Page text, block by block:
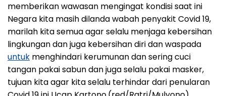
memberikan wawasan mengingat kondisi saat ini
Negara kita masih dilanda wabah penyakit Covid 19,
marilah kita semua agar selalu menjaga kebersihan
lingkungan dan juga kebersihan diri dan waspada
untuk menghindari kerumunan dan sering cuci
tangan pakai sabun dan juga selalu pakai masker,
tujuan kita agar kita selalu terhindar dari penularan